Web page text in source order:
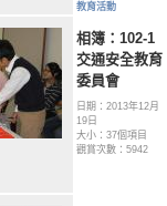
教育活動
相簿：102-1
交通安全教育
委員會
日期：2013年12月
19日
大小：37個項目
觀賞次數：5942